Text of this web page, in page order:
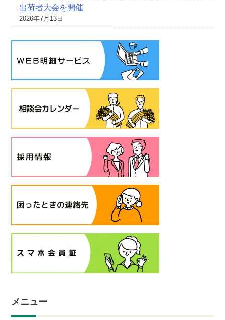
出荷者大会を開催
2026年7月13日
メニュー